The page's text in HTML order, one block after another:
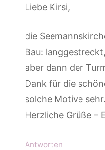
Liebe Kirsi,
die
Bau:
aber dann der
Dank für die
solche Motive sehr.
Herzliche Grüße –
Antworten